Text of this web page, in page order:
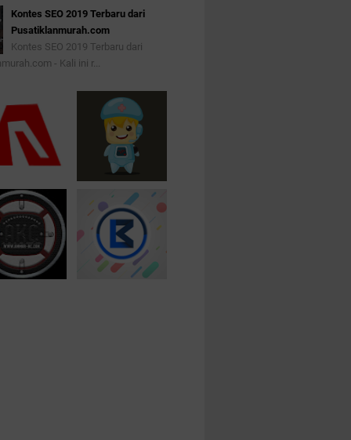
Kontes SEO 2019 Terbaru dari
Pusatiklanmurah.com
Kontes SEO 2019 Terbaru dari
- Kali ini r...